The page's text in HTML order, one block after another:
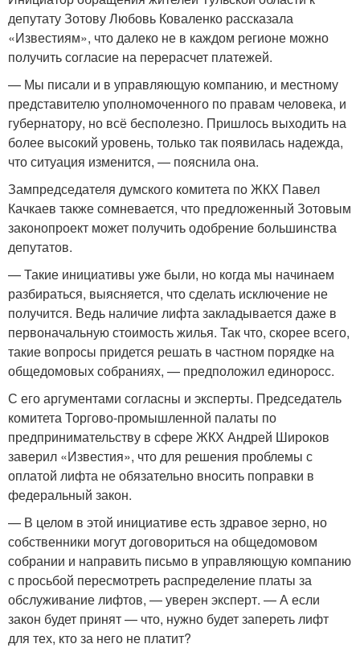
депутату Зотову Любовь Коваленко рассказала
«Известиям», что далеко не в каждом регионе можно
получить согласие на перерасчет платежей.
— Мы писали и в управляющую компанию, и местному
представителю уполномоченного по правам человека, и
губернатору, но всё бесполезно. Пришлось выходить на
более высокий уровень, только так появилась надежда,
что ситуация изменится, — пояснила она.
Зампредседателя думского комитета по ЖКХ Павел
Качкаев также сомневается, что предложенный Зотовым
законопроект может получить одобрение большинства
депутатов.
— Такие инициативы уже были, но когда мы начинаем
разбираться, выясняется, что сделать исключение не
получится. Ведь наличие лифта закладывается даже в
первоначальную стоимость жилья. Так что, скорее всего,
такие вопросы придется решать в частном порядке на
общедомовых собраниях, — предположил единоросс.
С его аргументами согласны и эксперты. Председатель
комитета Торгово-промышленной палаты по
предпринимательству в сфере ЖКХ Андрей Широков
заверил «Известия», что для решения проблемы с
оплатой лифта не обязательно вносить поправки в
федеральный закон.
— В целом в этой инициативе есть здравое зерно, но
собственники могут договориться на общедомовом
собрании и направить письмо в управляющую компанию
с просьбой пересмотреть распределение платы за
обслуживание лифтов, — уверен эксперт. — А если
закон будет принят — что, нужно будет запереть лифт
для тех, кто за него не платит?